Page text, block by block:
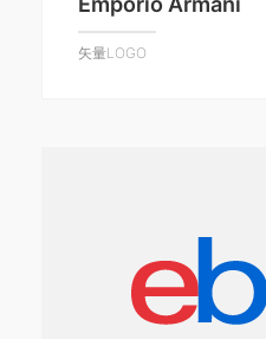
矢量LOGO